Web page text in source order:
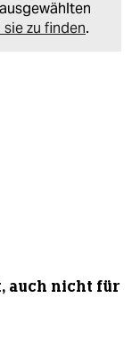
zu finden.
auch nicht für